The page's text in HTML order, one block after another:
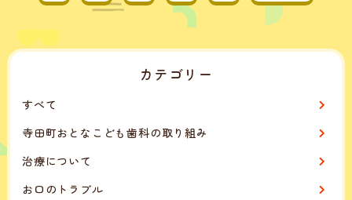
カテゴリー
すべて
寺田町おとなこども歯科の取り組み
治療について
お口のトラブル